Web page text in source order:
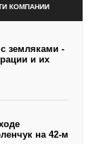
КОМПАНИИ
земляками -
и их
на 42-м